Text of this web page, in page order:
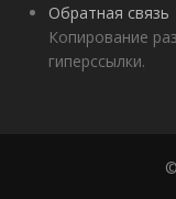
Обратная связь
Копирование
гиперссылки.